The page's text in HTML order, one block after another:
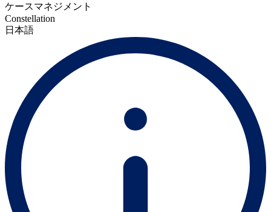
ケースマネジメント
Constellation
日本語